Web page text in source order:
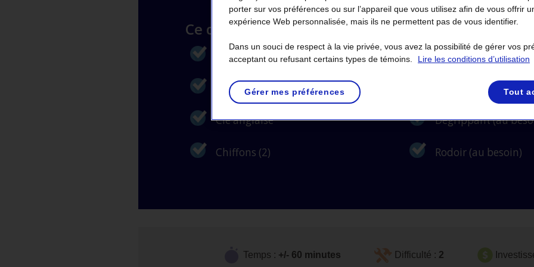
Ce dont vous avez besoin
Tournevis
Pince multiprise
Clé anglaise
Chiffons (2)
Graisse au silicone
Ruban de téflon (au
Dégrippant (au
Rodoir (au besoin)
Temps : +/- 60 minutes Difficulté : 2
porter sur vos préférences ou sur l’appareil que vous utilisez afin de vous offrir
expérience Web personnalisée, mais ils ne permettent pas de vous identifier.
Dans un souci de respect à la vie privée, vous avez la possibilité de gérer vos
acceptant ou refusant certains types de témoins.
Lire les conditions d’utilisation
Gérer mes préférences Tout